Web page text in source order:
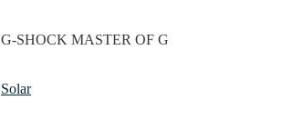
G-SHOCK MASTER OF G
Solar